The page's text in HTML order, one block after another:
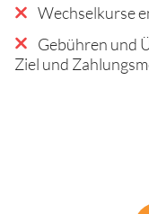
Wechselkurse
Gebühren und
Ziel und